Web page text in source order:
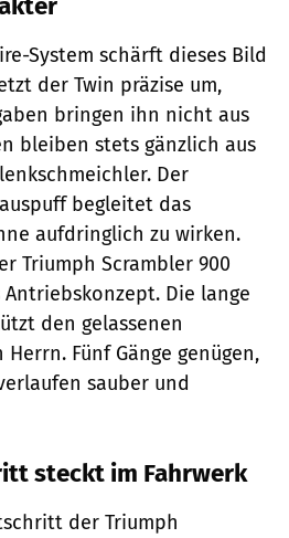
System schärft dieses Bild
der Twin präzise um,
bringen ihn nicht aus
bleiben stets gänzlich aus
Der
begleitet das
aufdringlich zu wirken.
Triumph Scrambler 900
Die lange
den gelassenen
Fünf Gänge genügen,
sauber und
steckt im Fahrwerk
der Triumph